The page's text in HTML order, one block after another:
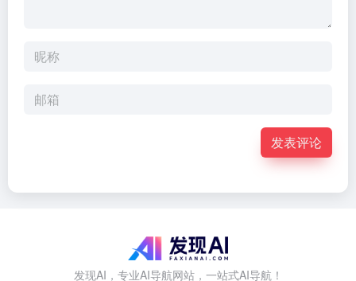
发表评论
发现AI，专业AI导航网站，一站式AI导航！